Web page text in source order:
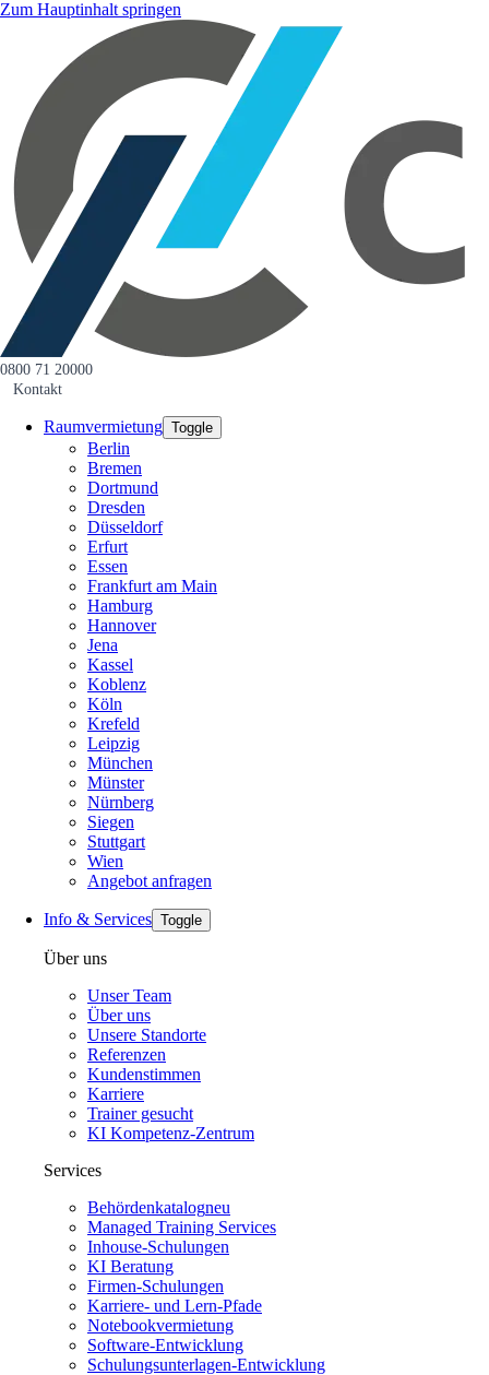
Zum Hauptinhalt springen
0800 71 20000
Kontakt
Raumvermietung Toggle
Berlin
Bremen
Dortmund
Dresden
Düsseldorf
Erfurt
Essen
Frankfurt am Main
Hamburg
Hannover
Jena
Kassel
Koblenz
Köln
Krefeld
Leipzig
München
Münster
Nürnberg
Siegen
Stuttgart
Wien
Angebot anfragen
Info & Services Toggle
Über uns
Unser Team
Über uns
Unsere Standorte
Referenzen
Kundenstimmen
Karriere
Trainer gesucht
KI Kompetenz-Zentrum
Services
Behördenkatalogneu
Managed Training Services
Inhouse-Schulungen
KI Beratung
Firmen-Schulungen
Karriere- und Lern-Pfade
Notebookvermietung
Software-Entwicklung
Schulungsunterlagen-Entwicklung